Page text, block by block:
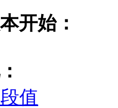
开始：
值